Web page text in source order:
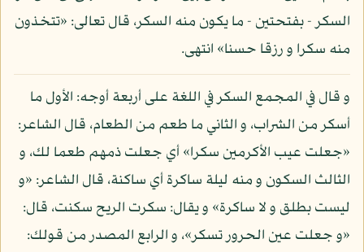
السكر - بفتحتين - ما يكون منه السكر، قال تعالى: «تتخذون
منه سكرا و رزقا حسنا» انتهى.
و قال في المجمع السكر في اللغة على أربعة أوجه: الأول ما
أسكر من الشراب، و الثاني ما طعم من الطعام، قال الشاعر:
«جعلت عيب الأكرمين سكرا» أي جعلت ذمهم طعما لك، و
الثالث السكون و منه ليلة ساكرة أي ساكنة، قال الشاعر: «و
ليست بطلق و لا ساكرة» و يقال: سكرت الريح سكنت، قال:
«و جعلت عين الحرور تسكر»، و الرابع المصدر من قولك: